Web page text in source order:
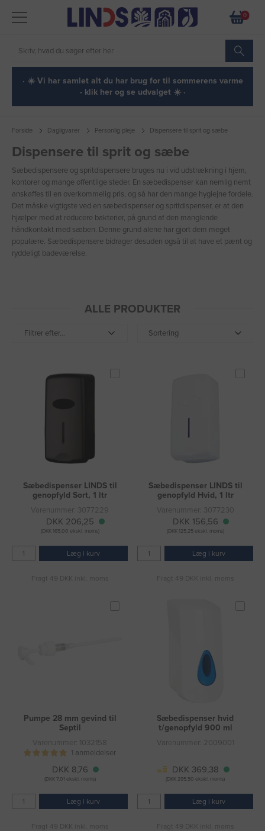
0
· ☀️ Vi har samlet alt du har brug for til sommerens varme
- klik her og se udvalget ☀️ ·
Forside Dagligvarer Personlig pleje Dispensere til sprit og sæbe
Dispensere til sprit og sæbe
Sæbedispensere og spritdispensere bruges nu i vid udstrækning i hjem,
kontorer og mange offentlige steder. En sæbedispenser kan nemlig nemt
anskaffes til en overkommelig pris, og så har den mange hygiejne fordele.
Det måske vigtigste ved en sæbedispenser og spritdispenser, er at den
hjælper med at reducere bakterier, på grund af den manglende
håndkontakt med sæben. Denne grund alene har gjort dem meget
populære. Sæbedispensere bidrager desuden også til at have et pænt og
ryddeligt badeværelse.
ALLE PRODUKTER
Filtrer efter... Sortering
Sæbedispenser LINDS til
genopfyld Sort, 1 ltr
Varenummer: 3077229
DKK 206,25
(DKK 165,00 ekskl. moms)
Læg i kurv
Fragt 49 DKK inkl. moms
Sæbedispenser LINDS til
genopfyld Hvid, 1 ltr
Varenummer: 3077230
DKK 156,56
(DKK 125,25 ekskl. moms)
Læg i kurv
Fragt 49 DKK inkl. moms
Pumpe 28 mm gevind til
Septil
Varenummer: 1032158
1 anmeldelser
DKK 8,76
(DKK 7,01 ekskl. moms)
Læg i kurv
Fragt 49 DKK inkl. moms
Sæbedispenser hvid
t/genopfyld 900 ml
Varenummer: 2009001
DKK 369,38
(DKK 295,50 ekskl. moms)
Læg i kurv
Fragt 49 DKK inkl. moms